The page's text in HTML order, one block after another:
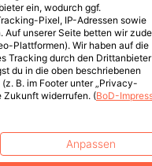
ein, wodurch ggf.
Pixel, IP-Adressen sowie
unserer Seite betten wir
Plattformen). Wir haben auf die
Tracking durch den Drittanbieter
du in die oben beschriebenen
B. im Footer unter „Privacy-
Zukunft widerrufen. (BoD-
Anpassen